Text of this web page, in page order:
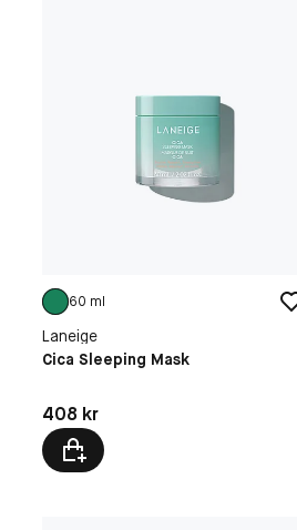
60 ml
Laneige
Cica Sleeping Mask
Pris: 408 kr
408 kr